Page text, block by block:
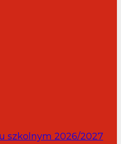
szkolnym 2026/2027